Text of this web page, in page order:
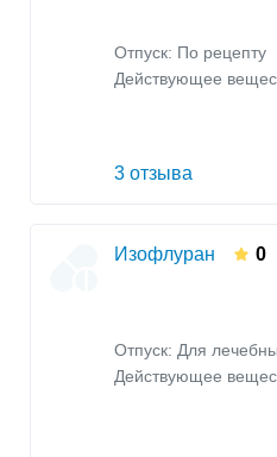
Отпуск: По рецепту
Действующее
3 отзыва
Изофлуран 0
Отпуск: Для
Действующее